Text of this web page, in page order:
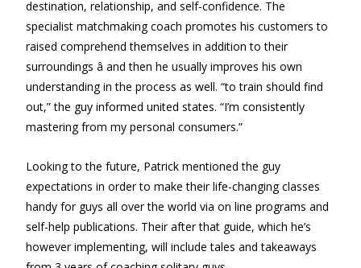
destination, relationship, and self-confidence. The
specialist matchmaking coach promotes his customers to
raised comprehend themselves in addition to their
surroundings â and then he usually improves his own
understanding in the process as well. “to train should find
out,” the guy informed united states. “I’m consistently
mastering from my personal consumers.”
Looking to the future, Patrick mentioned the guy
expectations in order to make their life-changing classes
handy for guys all over the world via on line programs and
self-help publications. Their after that guide, which he’s
however implementing, will include tales and takeaways